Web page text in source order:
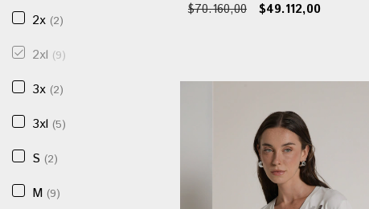
2x (2)
2xl (9)
3x (2)
3xl (5)
S (2)
M (9)
$70.160,00 $49.112,00